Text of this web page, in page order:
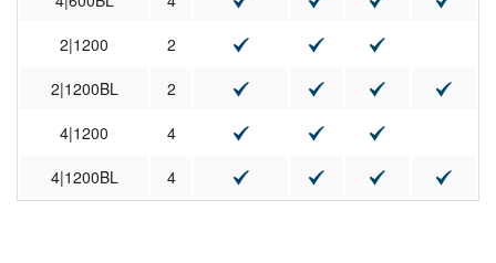
2|1200
2
2|1200BL
2
4|1200
4
4|1200BL
4